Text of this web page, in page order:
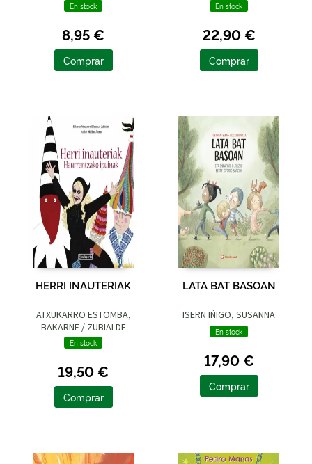
En stock
8,95 €
Comprar
En stock
22,90 €
Comprar
HERRI INAUTERIAK
ATXUKARRO ESTOMBA,
BAKARNE / ZUBIALDE
GRAJIRENA, IZASKUN
En stock
19,50 €
Comprar
LATA BAT BASOAN
ISERN IÑIGO, SUSANNA
En stock
17,90 €
Comprar